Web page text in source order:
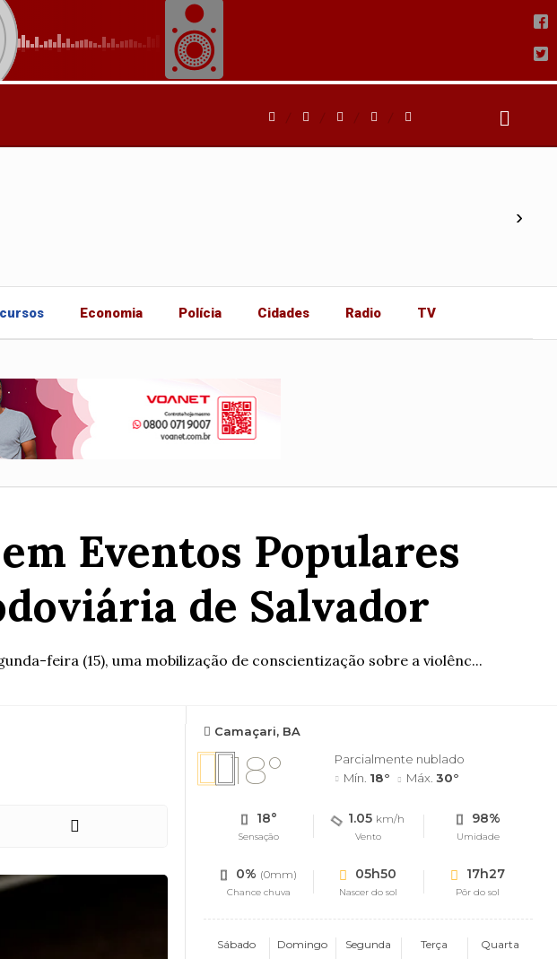
›
Economia Polícia Cidades Radio TV
Eventos Populares
de Salvador
feira (15), uma mobilização de conscientização sobre a violênc...
Camaçari, BA
18°
Parcialmente nublado
Mín. 18° Máx. 30°
18°
Sensação
1.05 km/h
Vento
98%
Umidade
0% (0mm)
Chance chuva
05h50
Nascer do sol
17h27
Pôr do sol
Sábado Domingo Segunda Terça Quarta